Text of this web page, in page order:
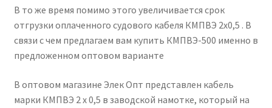
В то же время помимо этого увеличивается срок
отгрузки оплаченного судового кабеля КМПВЭ 2х0,5 . В
связи с чем предлагаем вам купить КМПВЭ-500 именно в
предложенном оптовом варианте
В оптовом магазине Элек Опт представлен кабель
марки КМПВЭ 2 х 0,5 в заводской намотке, который на